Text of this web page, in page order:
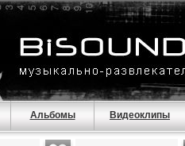
Альбомы Видеоклипы